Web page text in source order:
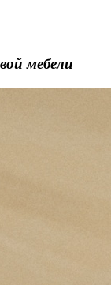
мебели